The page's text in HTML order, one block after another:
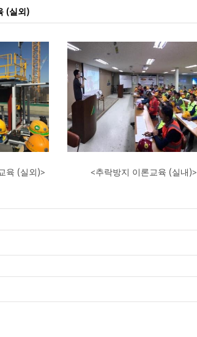
(실외)
육 (실외)> <추락방지 이론교육 (실내)>